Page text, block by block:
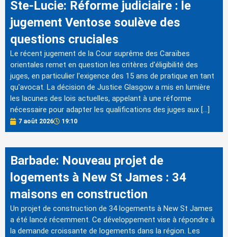
Ste-Lucie: Réforme judiciaire : le
jugement Ventose soulève des
questions cruciales
Le récent jugement de la Cour suprême des Caraïbes
orientales remet en question les critères d'éligibilité des
juges, en particulier l'exigence des 15 ans de pratique en tant
qu'avocat. La décision de Justice Glasgow a mis en lumière
les lacunes des lois actuelles, appelant à une réforme
nécessaire pour adapter les qualifications des juges aux […]
7 août 2026 19:10
Barbade: Nouveau projet de
logements à New St James : 34
maisons en construction
Un projet de construction de 34 logements à New St James
a été lancé récemment. Ce développement vise à répondre à
la demande croissante de logements dans la région. Les